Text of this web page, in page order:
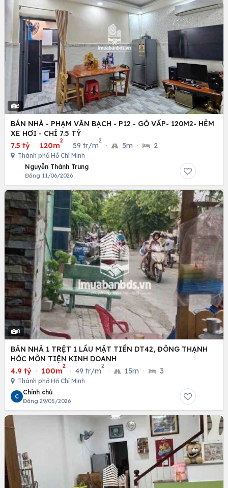
3
BÁN NHÀ - PHẠM VĂN BẠCH - P12 - GÒ VẤP- 120M2- HẺM
XE HƠI - CHỈ 7.5 TỶ
7.5 tỷ · 120m
2
· 59 tr/m
2
· 5m · 2
Thành phố Hồ Chí Minh
Nguyễn Thành Trung
Đăng 11/06/2026
8
BÁN NHÀ 1 TRỆT 1 LẦU MẶT TIỀN DT42, ĐÔNG THẠNH
HÓC MÔN TIỆN KINH DOANH
4.9 tỷ · 100m
2
· 49 tr/m
2
· 15m · 3
Thành phố Hồ Chí Minh
C
Chính chủ
Đăng 29/05/2026